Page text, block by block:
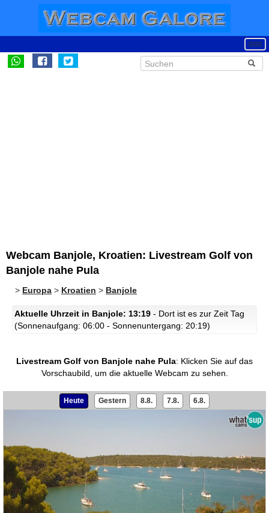
Webcam Banjole, Kroatien: Livestream Golf von
Banjole nahe Pula
> Europa > Kroatien > Banjole
Aktuelle Uhrzeit in Banjole: 13:19 - Dort ist es zur Zeit Tag
(Sonnenaufgang: 06:00 - Sonnenuntergang: 20:19)
Livestream Golf von Banjole nahe Pula: Klicken Sie auf das
Vorschaubild, um die aktuelle Webcam zu sehen.
Heute Gestern 8.8. 7.8. 6.8.